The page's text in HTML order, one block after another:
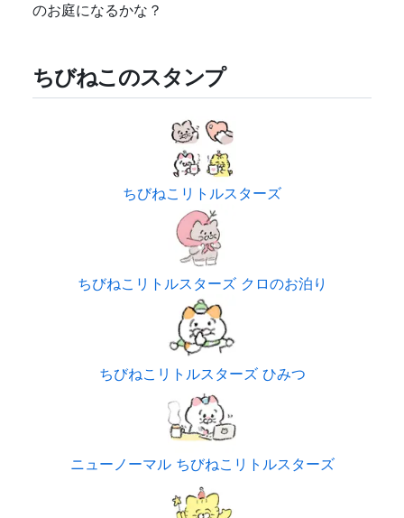
のお庭になるかな？
ちびねこのスタンプ
ちびねこリトルスターズ
ちびねこリトルスターズ クロのお泊り
ちびねこリトルスターズ ひみつ
ニューノーマル ちびねこリトルスターズ